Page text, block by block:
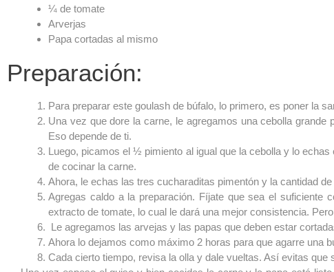
¼ de tomate
Arverjas
Papa cortadas al mismo
Preparación:
Para preparar este goulash de búfalo, lo primero, es poner la
Una vez que dore la carne, le agregamos una cebolla
Eso depende de ti.
Luego, picamos el ½ pimiento al igual que la cebolla y lo
de cocinar la carne.
Ahora, le echas las tres cucharaditas pimentón y la cantidad
Agregas caldo a la preparación. Fíjate que sea el suficiente
extracto de tomate, lo cual le dará una mejor consistencia.
Le agregamos las arvejas y las papas que deben estar
Ahora lo dejamos como máximo 2 horas para que agarre una
Cada cierto tiempo, revisa la olla y dale vueltas. Así evitas que